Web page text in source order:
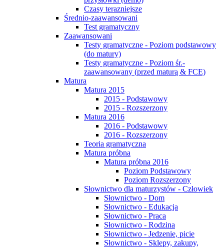
Czasy terazniejsze
Średnio-zaawansowani
Test gramatyczny
Zaawansowani
Testy gramatyczne - Poziom podstawowy
(do matury)
Testy gramatyczne - Poziom śr.-
zaawansowany (przed maturą & FCE)
Matura
Matura 2015
2015 - Podstawowy
2015 - Rozszerzony
Matura 2016
2016 - Podstawowy
2016 - Rozszerzony
Teoria gramatyczna
Matura próbna
Matura próbna 2016
Poziom Podstawowy
Poziom Rozszerzony
Słownictwo dla maturzystów - Człowiek
Słownictwo - Dom
Słownictwo - Edukacja
Słownictwo - Praca
Słownictwo - Rodzina
Słownictwo - Jedzenie, picie
Słownictwo - Sklepy, zakupy,